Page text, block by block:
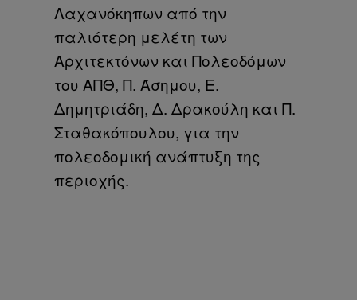
Λαχανόκηπων από την
παλιότερη μελέτη των
Αρχιτεκτόνων και Πολεοδόμων
του ΑΠΘ, Π. Άσημου, Ε.
Δημητριάδη, Δ. Δρακούλη και Π.
Σταθακόπουλου, για την
πολεοδομική ανάπτυξη της
περιοχής.